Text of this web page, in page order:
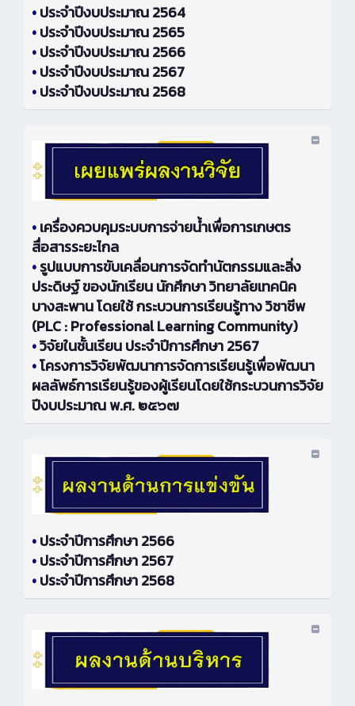
•ประจำปีงบประมาณ 2564
•ประจำปีงบประมาณ 2565
•ประจำปีงบประมาณ 2566
•ประจำปีงบประมาณ 2567
•ประจำปีงบประมาณ 2568
•เครื่องควบคุมระบบการจ่ายน้ำเพื่อการเกษตร
สื่อสารระยะไกล
•รูปแบบการขับเคลื่อนการจัดทำนัตกรรมและสิ่ง
ประดิษฐ์ ของนักเรียน นักศึกษา วิทยาลัยเทคนิค
บางสะพาน โดยใช้ กระบวนการเรียนรู้ทาง วิชาชีพ
(PLC : Professional Learning Community)
•วิจัยในชั้นเรียน ประจำปีการศึกษา 2567
•โครงการวิจัยพัฒนาการจัดการเรียนรู้เพื่อพัฒนา
ผลลัพธ์การเรียนรู้ของผู้เรียนโดยใช้กระบวนการวิจัย
ปีงบประมาณ พ.ศ. ๒๕๖๗
•ประจำปีการศึกษา 2566
•ประจำปีการศึกษา 2567
•ประจำปีการศึกษา 2568